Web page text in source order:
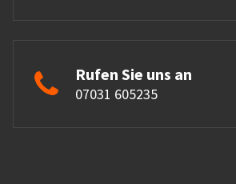
Rufen Sie uns an
07031 605235